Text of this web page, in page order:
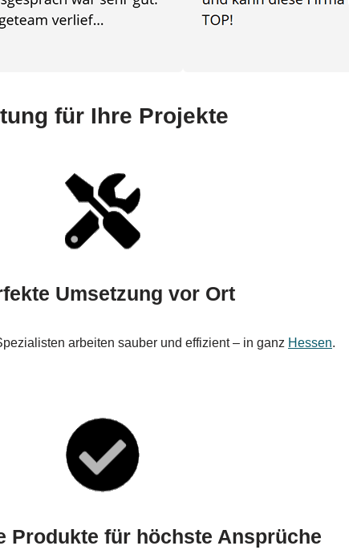
für Ihre Projekte
Umsetzung vor Ort
arbeiten sauber und effizient – in ganz Hessen.
Produkte für höchste Ansprüche